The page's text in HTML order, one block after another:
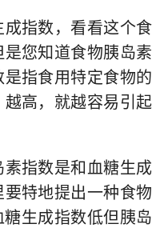
指数，看看这个食
您知道食物胰岛素
指食用特定食物的
高，就越容易引起
指数是和血糖生成
特地提出一种食物
生成指数低但胰岛